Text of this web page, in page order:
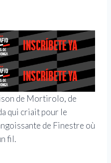
de Mortirolo, de
qui criait pour le
de Finestre où
fil.